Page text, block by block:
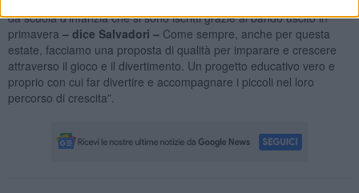
da scuola d’infanzia che si sono iscritti grazie al bando uscito in
primavera – dice Salvadori –Come sempre, anche per questa
estate, facciamo una proposta di qualità per imparare e crescere
attraverso il gioco e il divertimento. Un progetto educativo vero e
proprio con cui far divertire e accompagnare i piccoli nel loro
percorso di crescita”.